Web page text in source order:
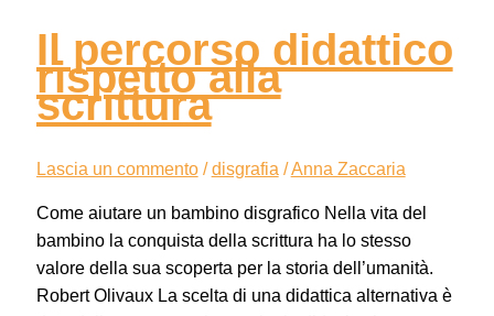
Il percorso didattico
rispetto alla
scrittura
Lascia un commento /disgrafia /Anna Zaccaria
Come aiutare un bambino disgrafico Nella vita del
bambino la conquista della scrittura ha lo stesso
valore della sua scoperta per la storia dell’umanità.
Robert Olivaux La scelta di una didattica alternativa è